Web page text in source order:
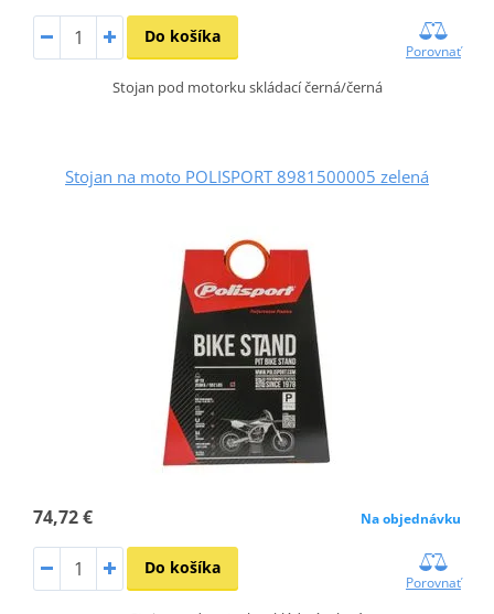
Do košíka
Porovnať
Stojan pod motorku skládací černá/černá
Stojan na moto POLISPORT 8981500005 zelená
74,72 € Na objednávku
Do košíka
Porovnať